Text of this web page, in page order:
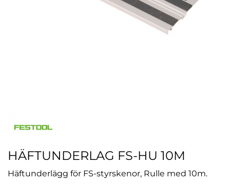
HÄFTUNDERLAG FS-HU 10M
Häftunderlägg för FS-styrskenor, Rulle med 10m.